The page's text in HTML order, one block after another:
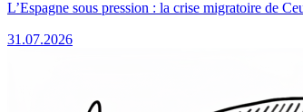
L’Espagne sous pression : la crise migratoire de
31.07.2026